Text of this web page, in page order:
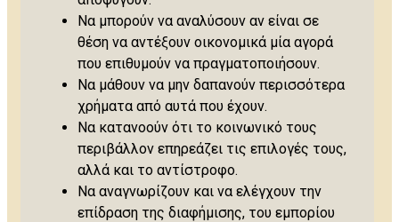
Να μπορούν να αναλύσουν αν είναι σε
θέση να αντέξουν οικονομικά μία αγορά
που επιθυμούν να πραγματοποιήσουν.
Να μάθουν να μην δαπανούν περισσότερα
χρήματα από αυτά που έχουν.
Να κατανοούν ότι το κοινωνικό τους
περιβάλλον επηρεάζει τις επιλογές τους,
αλλά και το αντίστροφο.
Να αναγνωρίζουν και να ελέγχουν την
επίδραση της διαφήμισης, του εμπορίου